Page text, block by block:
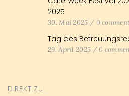
2025
30. Mai 2025 / 0
Tag des
29. April 2025 /0
DIREKT ZU